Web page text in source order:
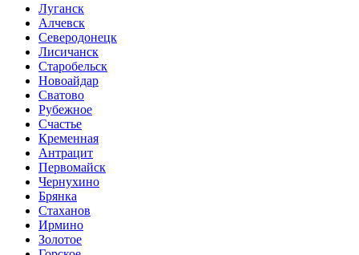
Луганск
Алчевск
Северодонецк
Лисичанск
Старобельск
Новоайдар
Сватово
Рубежное
Счастье
Кременная
Антрацит
Первомайск
Чернухино
Брянка
Стаханов
Ирмино
Золотое